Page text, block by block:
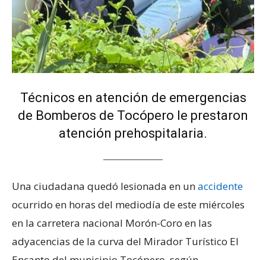
Técnicos en atención de emergencias
de Bomberos de Tocópero le prestaron
atención prehospitalaria.
Una ciudadana quedó lesionada en unaccidente
ocurrido en horas del mediodía de este miércoles
en la carretera nacional Morón-Coro en las
adyacencias de la curva del Mirador Turístico El